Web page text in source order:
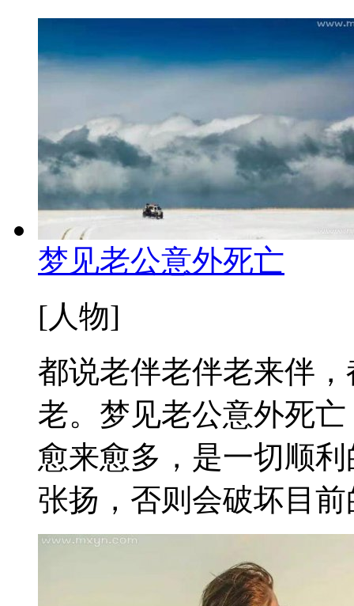
梦见老公意外死亡
[人物]
都说老伴老伴老来伴
老。梦见老公意外死
愈来愈多，是一切顺
张扬，否则会破坏目